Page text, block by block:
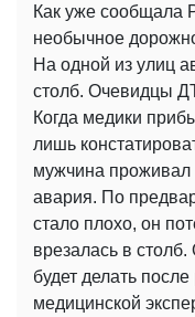
Как уже сообщала
необычное
На одной из улиц
столб. Очевидцы
Когда медики
лишь
мужчина проживал
авария. По
стало плохо, он
врезалась в
будет делать
медицинской